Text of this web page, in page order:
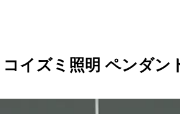
イズミ照明 ペンダン